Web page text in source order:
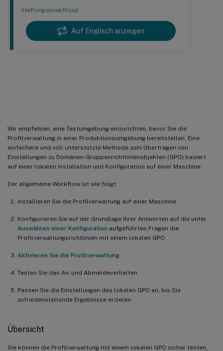
(Haftungsausschluss)
Auf Englisch anzeigen
Wir empfehlen, eine Testumgebung einzurichten, bevor Sie die
Profilverwaltung in einer Produktionsumgebung bereitstellen. Eine
einfachere und voll unterstützte Methode zum Übertragen von
Einstellungen zu Domänen-Gruppenrichtlinienobjekten (GPO) basiert
auf einer lokalen Installation und Konfiguration auf einer Maschine.
Der allgemeine Workflow ist wie folgt:
Installieren Sie die Profilverwaltung auf einer Maschine.
Konfigurieren Sie auf der Grundlage Ihrer Antworten auf die unter
Auswählen einer Konfiguration aufgeführten Fragen die
Profilverwaltungsrichtlinien mit einem lokalen GPO.
Aktivieren Sie die Profilverwaltung
Testen Sie das An- und Abmeldeverhalten.
Passen Sie die Einstellungen des lokalen GPO an, bis Sie
zufriedenstellende Ergebnisse erzielen.
Übersicht
Sie können die Profilverwaltung mit einem lokalen GPO sicher testen,